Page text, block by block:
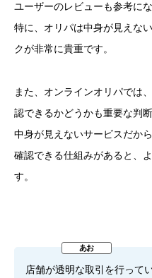
ユーザーのレビューも参考にな
特に、オリパは中身が見えな
クが非常に貴重です。
また、オンラインオリパでは
認できるかどうかも重要な判断
中身が見えないサービスだか
確認できる仕組みがあると、
す。
店舗が透明な取引を行って